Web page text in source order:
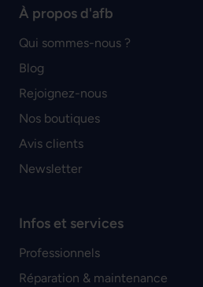
À propos d'afb
Qui sommes-nous ?
Blog
Rejoignez-nous
Nos boutiques
Avis clients
Newsletter
Infos et services
Professionnels
Réparation & maintenance